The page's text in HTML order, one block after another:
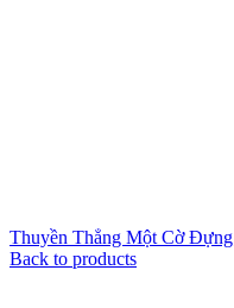
Thuyền Thẳng Một Cờ
Back to products